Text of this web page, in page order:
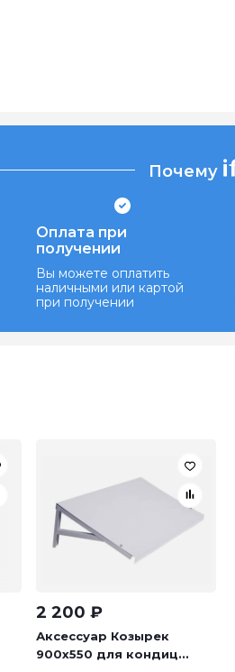
Почему
Оплата при
получении
Вы можете оплатить
наличными или картой
при получении
2 200 ₽
Аксессуар Козырек
900х550 для кондиц...